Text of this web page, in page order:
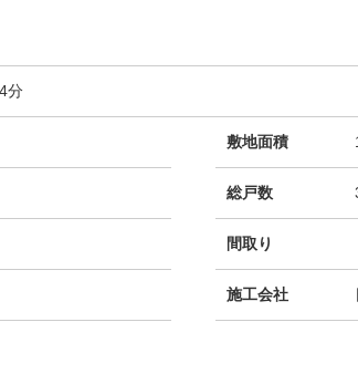
分
敷地面積
総戸数
間取り
施工会社